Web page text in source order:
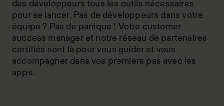
des développeurs tous les outils nécessaires
pour se lancer. Pas de développeurs dans votre
équipe ? Pas de panique ! Votre customer
success manager et notre réseau de partenaires
certifiés sont là pour vous guider et vous
accompagner dans vos premiers pas avec les
apps.